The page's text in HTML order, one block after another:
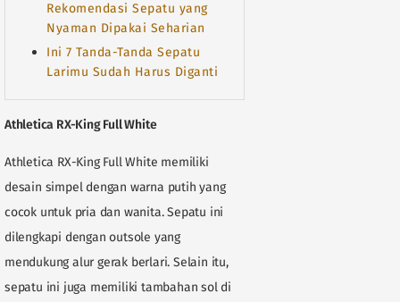
Rekomendasi Sepatu yang
Nyaman Dipakai Seharian
Ini 7 Tanda-Tanda Sepatu
Larimu Sudah Harus Diganti
Athletica RX-King Full White
Athletica RX-King Full White memiliki
desain simpel dengan warna putih yang
cocok untuk pria dan wanita. Sepatu ini
dilengkapi dengan outsole yang
mendukung alur gerak berlari. Selain itu,
sepatu ini juga memiliki tambahan sol di